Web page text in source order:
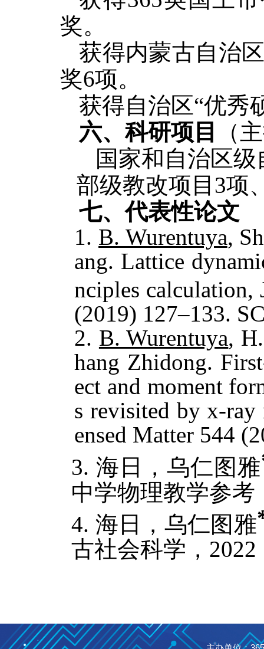
奖。
获得内蒙古自治
奖6项。
获得自治区“优秀
六、科研项目
（
国家和自治区
部级教改项目 3项
七、代表性论文
1. B. Wurentuya,
ang. Lattice
nciples calculation,
(2019) 127–133.
2. B. Wurentuya,
hang Zhidong.
ect and moment
s revisited by x-ray
ensed Matter 544
3. 海日，乌仁图雅
中学物理教学参考
4. 海日，乌仁图雅
古社会科学，